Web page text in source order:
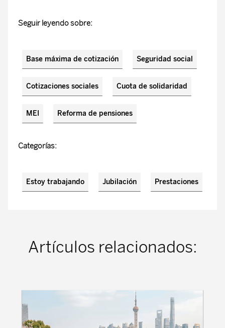
Seguir leyendo sobre:
Base máxima de cotización Seguridad social
Cotizaciones sociales Cuota de solidaridad
MEI Reforma de pensiones
Categorías:
Estoy trabajando Jubilación Prestaciones
Artículos relacionados: